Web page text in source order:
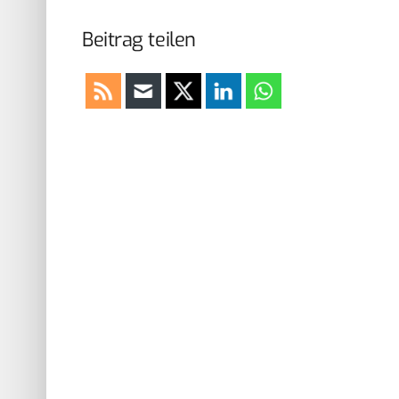
Beitrag teilen